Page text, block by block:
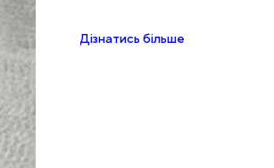
Дізнатись більше